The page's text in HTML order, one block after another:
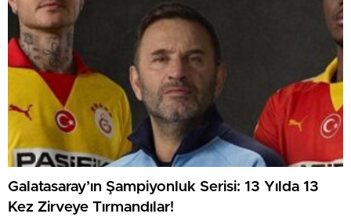
Galatasaray’ın Şampiyonluk Serisi: 13 Yılda 13
Kez Zirveye Tırmandılar!